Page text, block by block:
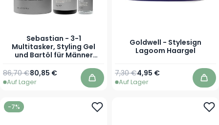
Sebastian - 3-1
Multitasker, Styling Gel
und Bartöl für Männer
80,85 €
86,70 €
Auf Lager In den Warenkorb
Goldwell - Stylesign
Lagoom Haargel
Ab
4,95 €
Regulärer Preis
7,30 €
Auf Lager In
-7%